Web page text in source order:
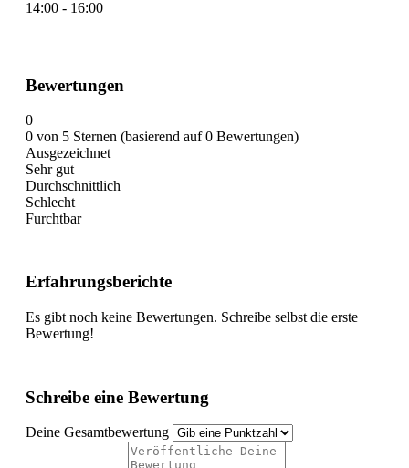
14:00 - 16:00
Bewertungen
0
0 von 5 Sternen (basierend auf 0 Bewertungen)
Ausgezeichnet
Sehr gut
Durchschnittlich
Schlecht
Furchtbar
Erfahrungsberichte
Es gibt noch keine Bewertungen. Schreibe selbst die erste
Bewertung!
Schreibe eine Bewertung
Deine Gesamtbewertung